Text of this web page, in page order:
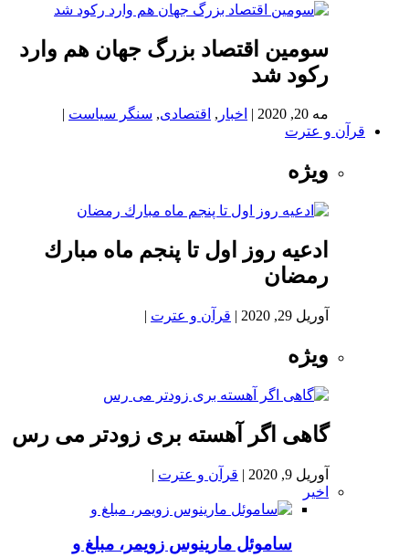
سومین اقتصاد بزرگ جهان هم وارد
رکود شد
مه 20, 2020 | اخبار , اقتصادی, سنگر سیاست |
قرآن و عترت
ویژه
ادعيه روز اول تا پنجم ماه مبارك
رمضان
آوریل 29, 2020 | قرآن و عترت |
ویژه
گاهی اگر آهسته بری زودتر می رس
آوریل 9, 2020 | قرآن و عترت |
اخیر
ساموئل مارینوس زویمر، مبلغ و